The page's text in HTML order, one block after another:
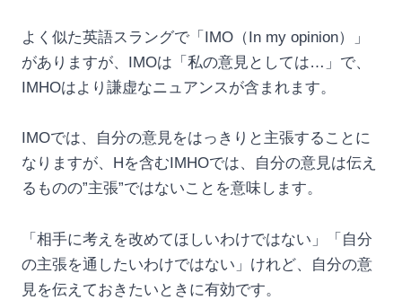
よく似た英語スラングで「IMO（In my opinion）」
がありますが、IMOは「私の意見としては…」で、
IMHOはより謙虚なニュアンスが含まれます。
IMOでは、自分の意見をはっきりと主張することに
なりますが、Hを含むIMHOでは、自分の意見は伝え
るものの”主張”ではないことを意味します。
「相手に考えを改めてほしいわけではない」「自分
の主張を通したいわけではない」けれど、自分の意
見を伝えておきたいときに有効です。